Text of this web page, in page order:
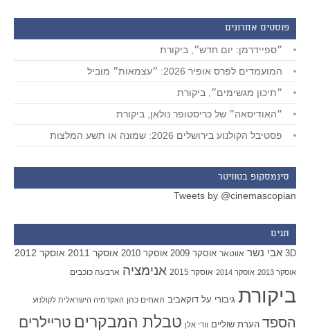
פוסטים אחרונים
״ספיידרמן: יום חדש״, ביקורת
המועמדים לפרס אופיר 2026: ״עצמאות״ מוביל
״תיכון מגשימים״, ביקורת
״האודיסאה״ של כריסטופר נולאן, ביקורת
פסטיבל הקולנוע בירושלים 2026: שמונה או תשע המלצות
סינמסקופ בטוויטר
Tweets by @cinemascopian
תגים
3D אבי נשר אווטאר אוסקר 2009 אוסקר 2010 אוסקר 2011 אוסקר 2012
אוסקר 2013 אוסקר 2014 אוסקר 2015 אנימציה ארבעה כוכבים
ביקורת גיבורי על דוקאביב האחים כהן האקדמיה הישראלית לקולנוע
הספד הערת שוליים וודי אלן טבלת המבקרים טריילרים